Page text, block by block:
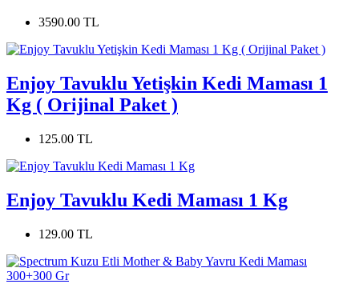
3590.00 TL
Enjoy Tavuklu Yetişkin Kedi Maması 1
Kg ( Orijinal Paket )
125.00 TL
Enjoy Tavuklu Kedi Maması 1 Kg
129.00 TL